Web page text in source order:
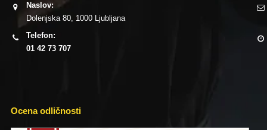
Naslov:
Dolenjska 80, 1000 Ljubljana
Telefon:
01 42 73 707
Ocena odličnosti